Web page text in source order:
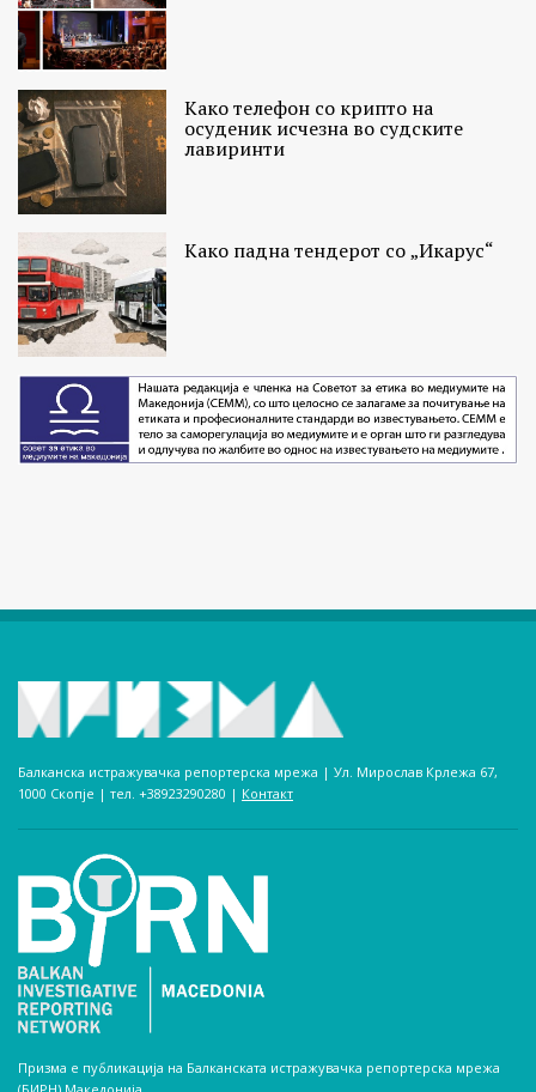
Како телефон со крипто на
осуденик исчезна во судските
лавиринти
Како падна тендерот со „Икарус“
Балканска истражувачка репортерска мрежа | Ул. Мирослав Крлежа 67,
1000 Скопје | тел. +38923290280­ | Контакт
Призма е публикација на Балканската истражувачка репортерска мрежа